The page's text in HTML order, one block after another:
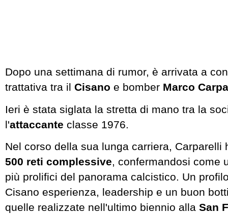
Dopo una settimana di rumor, è arrivata a
trattativa tra il Cisano e bomber Marco
Ieri è stata siglata la stretta di mano tra la
l'attaccante classe 1976.
Nel corso della sua lunga carriera, Carparelli
500 reti complessive, confermandosi come
più prolifici del panorama calcistico. Un
Cisano esperienza, leadership e un buon
quelle realizzate nell'ultimo biennio alla San